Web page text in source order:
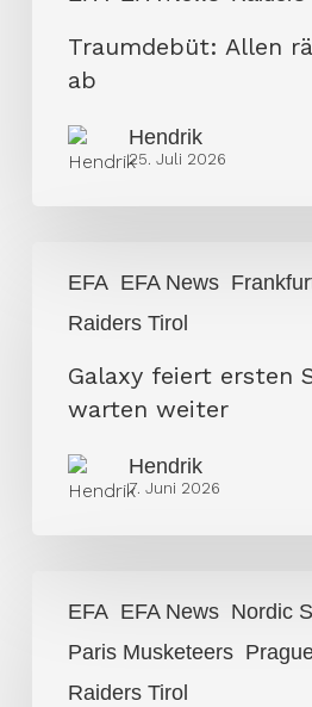
Traumdebüt: Allen
ab
Hendrik
25. Juli 2026
EFA EFA News
Raiders Tirol
feiert
ersten
weiter
Galaxy feiert ersten
warten weiter
Hendrik
7. Juni 2026
EFA EFA News Nordic
Paris Musketeers
Raiders Tirol
Überraschungen
Week